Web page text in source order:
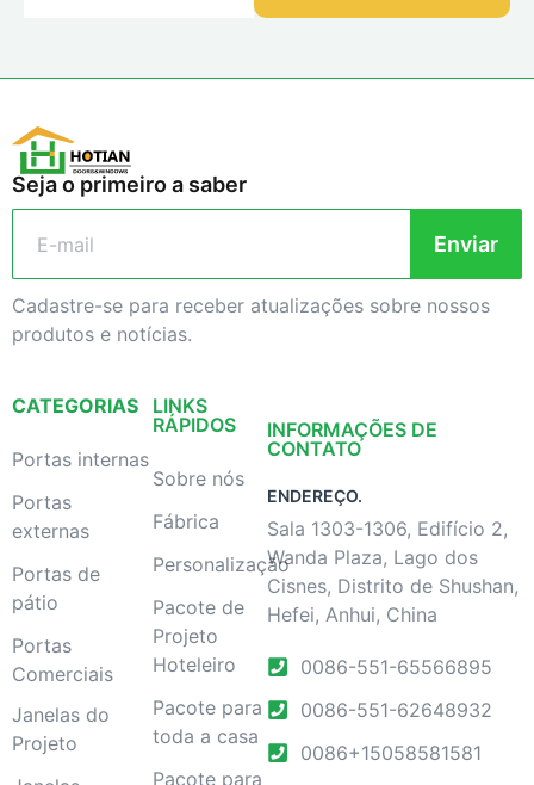
Seja o primeiro a saber
Enviar
Cadastre-se para receber atualizações sobre nossos
produtos e notícias.
CATEGORIAS
Portas internas
Portas
externas
Portas de
pátio
Portas
Comerciais
Janelas do
Projeto
LINKS
RÁPIDOS
Sobre nós
Fábrica
Personalização
Pacote de
Projeto
Hoteleiro
Pacote para
toda a casa
Pacote para
INFORMAÇÕES DE
CONTATO
ENDEREÇO.
Sala 1303-1306, Edifício 2,
Wanda Plaza, Lago dos
Cisnes, Distrito de Shushan,
Hefei, Anhui, China
0086-551-65566895
0086-551-62648932
0086+15058581581